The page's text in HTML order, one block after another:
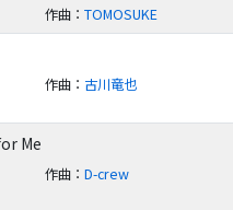
作曲 ：TOMOSUKE
作曲 ： 古川竜也
Me
作曲 ：D-crew